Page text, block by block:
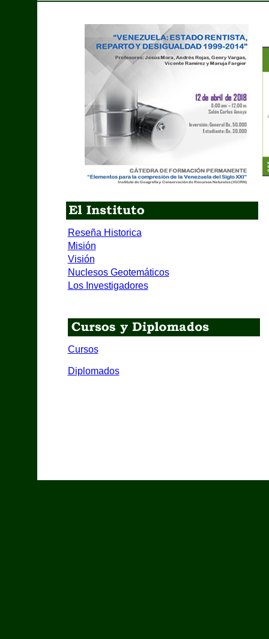
Reseña Historica
Misión
Visión
Nuclesos Geotemáticos
Los Investigadores
Cursos
Diplomados